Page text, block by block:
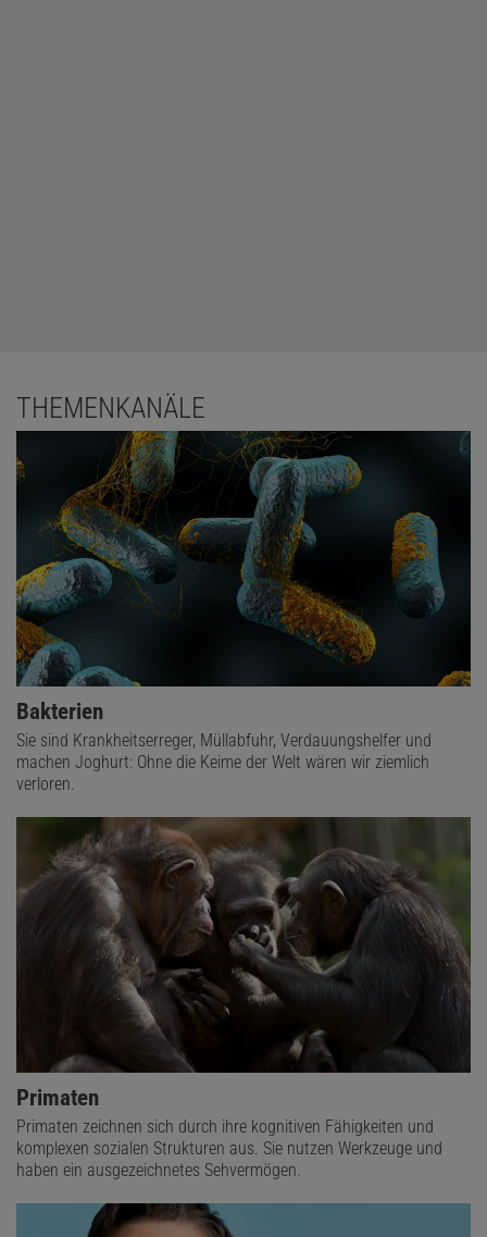
THEMENKANÄLE
Bakterien
Sie sind Krankheitserreger, Müllabfuhr, Verdauungshelfer und
machen Joghurt: Ohne die Keime der Welt wären wir ziemlich
verloren.
Primaten
Primaten zeichnen sich durch ihre kognitiven Fähigkeiten und
komplexen sozialen Strukturen aus. Sie nutzen Werkzeuge und
haben ein ausgezeichnetes Sehvermögen.